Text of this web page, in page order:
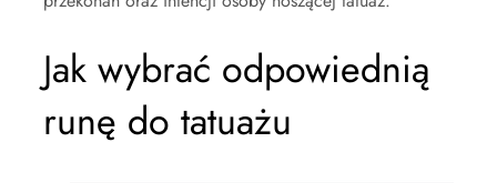
Jak wybrać odpowiednią
runę do tatuażu